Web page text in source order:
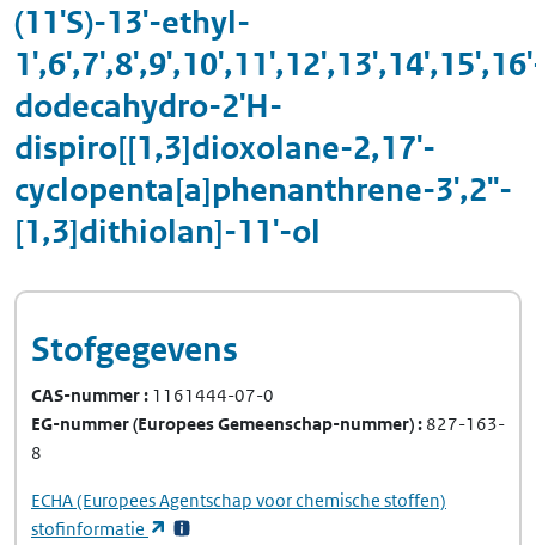
(11'S)-13'-ethyl-
dodecahydro-2'H-
dispiro[[1,3]dioxolane-2,17'-
cyclopenta[a]phenanthrene-3',2''-
[1,3]dithiolan]-11'-ol
Stofgegevens
CAS-nummer 1161444-07-0
EG-nummer(Europees Gemeenschap-nummer) 827-163-
8
ECHA(Europees Agentschap voor chemische stoffen)
stofinformatie
(opent in een nieuw tabblad)